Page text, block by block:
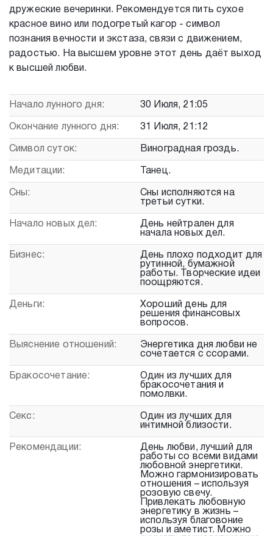
дружеские вечеринки. Рекомендуется пить сухое
красное вино или подогретый кагор - символ
познания вечности и экстаза, связи с движением,
радостью. На высшем уровне этот день даёт выход
к высшей любви.
Начало лунного дня: 30 Июля, 21:05
Окончание лунного дня: 31 Июля, 21:12
Символ суток: Виноградная гроздь.
Медитации: Танец.
Сны:
Сны исполняются на
третьи сутки.
Начало новых дел:
День нейтрален для
начала новых дел.
Бизнес:
День плохо подходит для
рутинной, бумажной
работы. Творческие идеи
поощряются.
Деньги:
Хороший день для
решения финансовых
вопросов.
Выяснение отношений:
Энергетика дня любви не
сочетается с ссорами.
Бракосочетание:
Один из лучших для
бракосочетания и
помолвки.
Секс:
Один из лучших для
интимной близости.
Рекомендации:
День любви, лучший для
работы со всеми видами
любовной энергетики.
Можно гармонизировать
отношения – используя
розовую свечу.
Привлекать любовную
энергетику в жизнь –
используя благовоние
розы и аметист. Можно